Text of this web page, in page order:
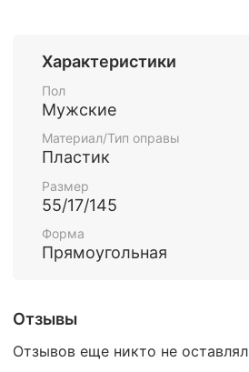
Характеристики
Пол
Мужские
Материал/Тип оправы
Пластик
Размер
55/17/145
Форма
Прямоугольная
Отзывы
Отзывов еще никто не оставлял